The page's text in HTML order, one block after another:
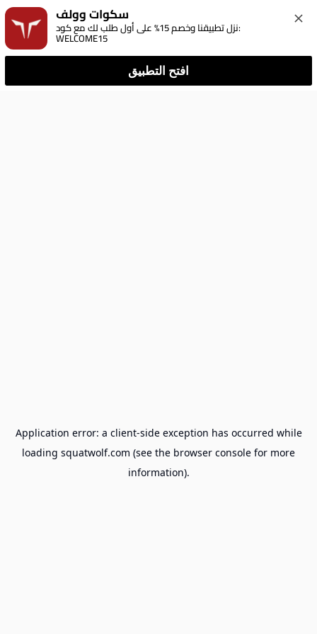
سكوات وولف
نزل تطبيقنا وخصم 15% على أول طلب لك مع كود:
WELCOME15
افتح التطبيق
Application error: a client-side exception has occurred while
loading squatwolf.com (see the browser console for more
information).